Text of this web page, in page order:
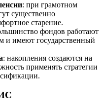
: при грамотном
существенно
старение.
фондов работают
и имеют государственный
: накопления создаются на
применять стратегии